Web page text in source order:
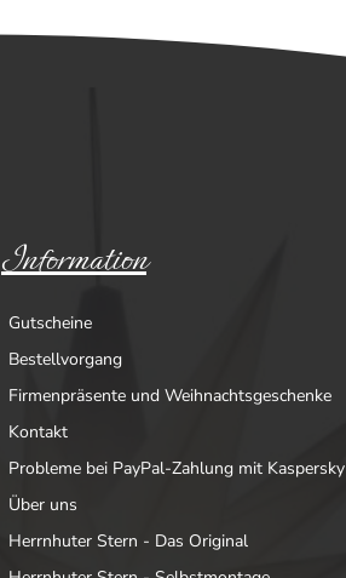
Information
Gutscheine
Bestellvorgang
Firmenpräsente und Weihnachtsgeschenke
Kontakt
Probleme bei PayPal-Zahlung mit Kaspersky
Über uns
Herrnhuter Stern - Das Original